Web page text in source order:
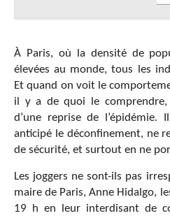
À Paris, où la densité de
élevées au monde, tous les
Et quand on voit le
il y a de quoi le comprendre,
d’une reprise de
anticipé le déconfinement, ne
de sécurité, et surtout en ne
Les joggers ne sont-ils pas
maire de Paris, Anne Hidalgo,
19 h en leur interdisant de